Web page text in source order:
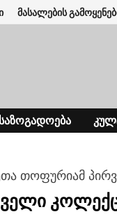
მასალების
ᲡᲐᲖᲝᲒᲐᲓᲝᲔᲑᲐ
თოფურიამ